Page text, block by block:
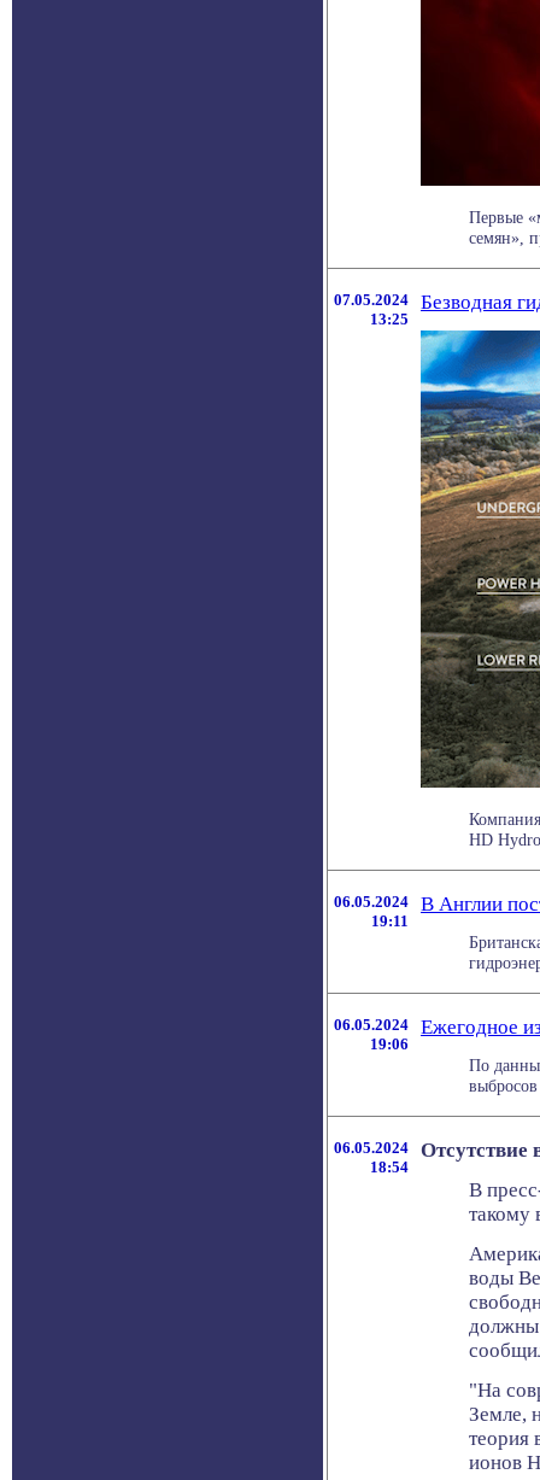
Первые
семян»,
07.05.2024
13:25
Безводная
HD
06.05.2024
19:11
В Англии
06.05.2024
19:06
Ежегодное
По
06.05.2024
18:54
Отсутствие
В
такому
воды
должны
"На
Земле,
теория
ионов